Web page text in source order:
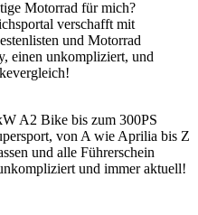
Motorrad für mich?
verschafft mit
und Motorrad
einen unkompliziert, und
A2 Bike bis zum 300PS
von A wie Aprilia bis Z
und alle Führerschein
und immer aktuell!